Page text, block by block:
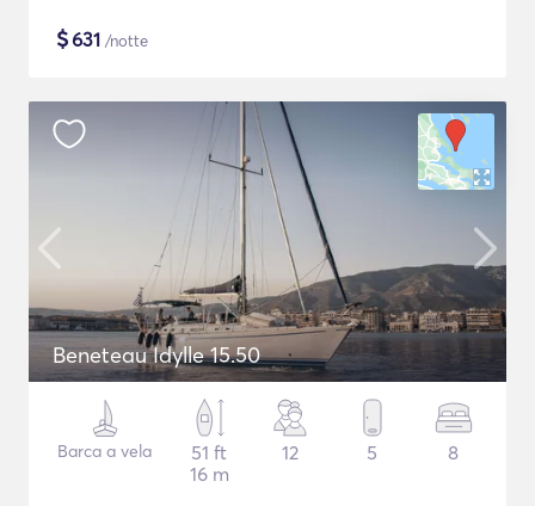
$631 /notte
Beneteau Idylle 15.50
Barca a vela
51 ft
16 m
12 5 8